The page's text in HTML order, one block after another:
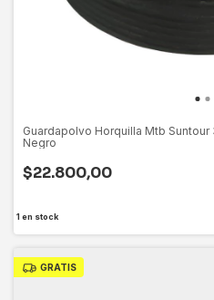
Guardapolvo Horquilla Mtb
Negro
$22.800,00
1 en stock
GRATIS